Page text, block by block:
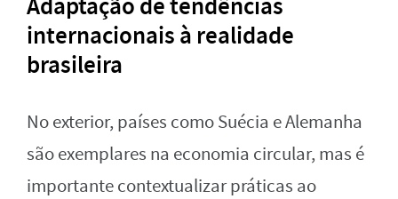
internacionais à realidade
brasileira
No exterior, países como Suécia e Alemanha
são exemplares na economia circular, mas é
importante contextualizar práticas ao